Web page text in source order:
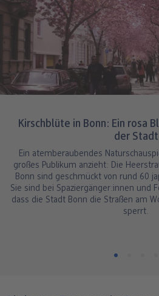
Kirschblüte in Bonn: Ein rosa
der Stadt
Ein atemberaubendes
großes Publikum anzieht: Die
Bonn sind geschmückt von rund 60
Sie sind bei Spaziergänger:innen und
dass die Stadt Bonn die Straßen am
sperrt.